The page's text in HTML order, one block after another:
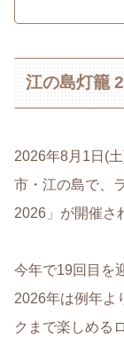
江の島灯籠
2026年8月1日(
市・江の島で、
2026」が開催さ
今年で19回目を
2026年は例年よ
クまで楽しめる